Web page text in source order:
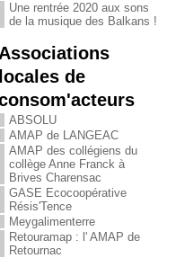
Une rentrée 2020 aux sons
de la musique des Balkans !
Associations
locales de
ABSOLU
AMAP de LANGEAC
AMAP des collégiens du
collège Anne Franck à
Brives Charensac
GASE Ecocoopérative
Résis'Tence
Meygalimenterre
Retouramap : l' AMAP de
Retournac